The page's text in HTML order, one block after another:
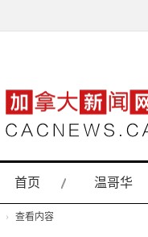
首页 温哥华
› 查看内容